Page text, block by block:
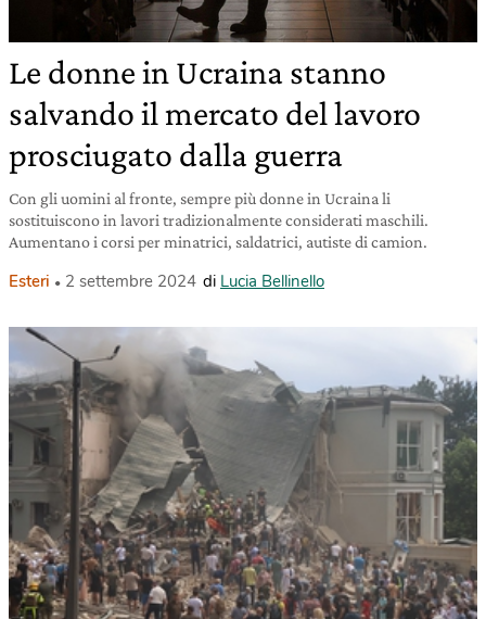
Le donne in Ucraina stanno
salvando il mercato del lavoro
prosciugato dalla guerra
Con gli uomini al fronte, sempre più donne in Ucraina li
sostituiscono in lavori tradizionalmente considerati maschili.
Aumentano i corsi per minatrici, saldatrici, autiste di camion.
Esteri 2 settembre 2024 di Lucia Bellinello